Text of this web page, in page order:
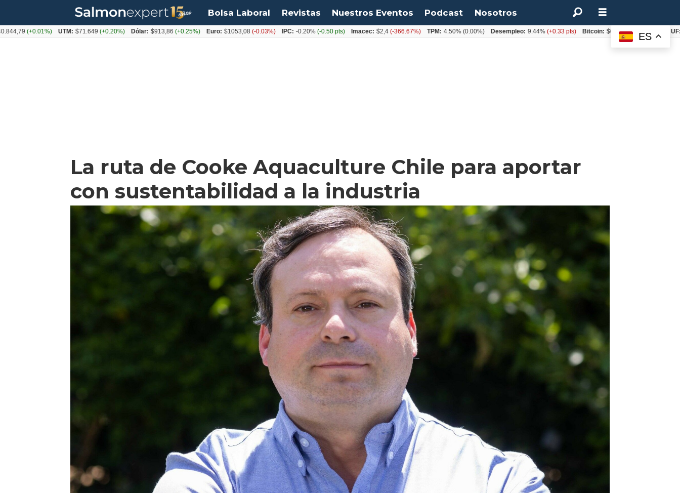
Bolsa Laboral Revistas Nuestros Eventos Podcast Nosotros
La ruta de Cooke Aquaculture Chile para aportar
con sustentabilidad a la industria
ES
(+0.01%) UTM: $71.649(+0.20%) Dólar: $913,86(+0.25%) Euro: $1053,08(-0.03%) IPC: -0.20% (-0.50 pts) Imacec: $2,4(-366.67%) TPM: 4.50%(0.00%) Desempleo: 9.44%(+0.33 pts) Bitcoin: $64.600,08 (+2.93%)